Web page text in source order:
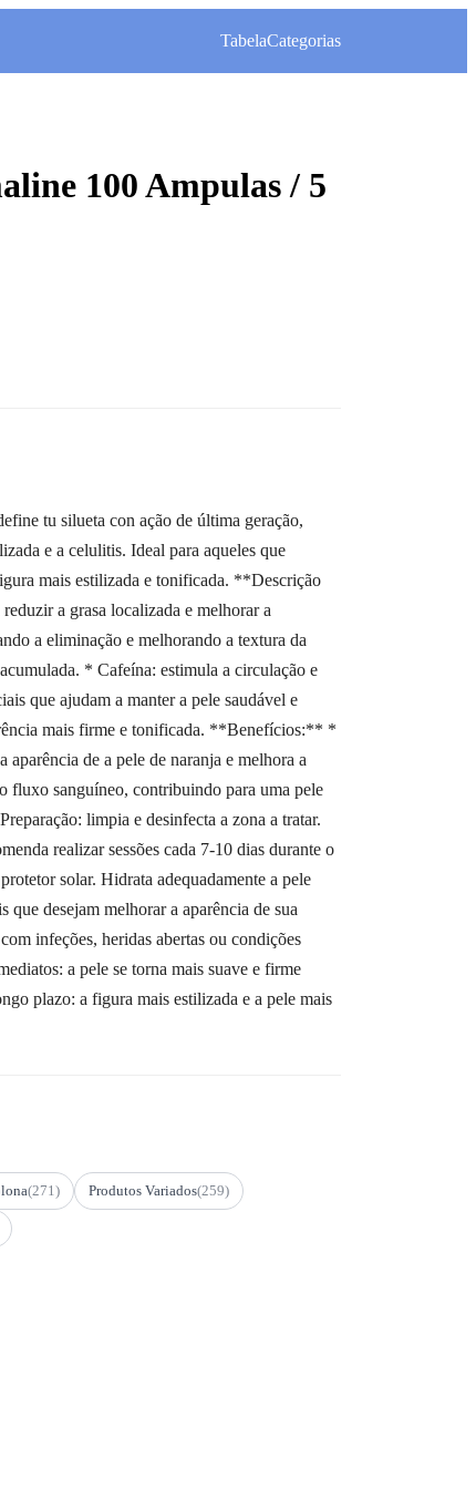
TabelaCategorias
100 Ampulas / 5
tu silueta con ação de última geração,
e a celulitis. Ideal para aqueles que
mais estilizada e tonificada. **Descrição
a grasa localizada e melhorar a
a eliminação e melhorando a textura da
* Cafeína: estimula a circulação e
que ajudam a manter a pele saudável e
mais firme e tonificada. **Benefícios:** *
de a pele de naranja e melhora a
fluxo sanguíneo, contribuindo para uma pele
limpia e desinfecta a zona a tratar.
realizar sessões cada 7-10 dias durante o
solar. Hidrata adequadamente a pele
desejam melhorar a aparência de sua
infeções, heridas abertas ou condições
a pele se torna mais suave e firme
plazo: a figura mais estilizada e a pele mais
(271) Produtos Variados(259)